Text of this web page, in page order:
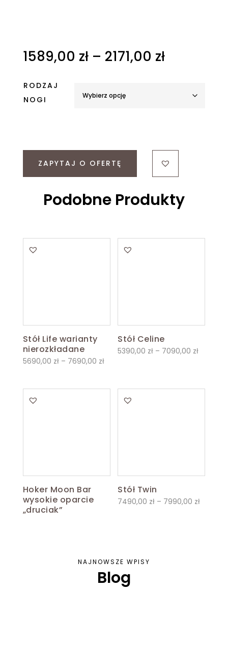
1589,00 zł – 2171,00 złZakres
1589,00
RODZAJ
NOGI
ZAPYTAJ O OFERTĘ
Podobne Produkty
Stół Life warianty
nierozkładane
5690,00 zł – 7690,00 złZakres
od
5690,00 zł
Stół Celine
5390,00 zł – 7090,00 złZakres
5390,00
Hoker Moon Bar
wysokie oparcie
„druciak”
Stół Twin
7490,00 zł – 7990,00 złZakres
NAJNOWSZE WPISY
Blog